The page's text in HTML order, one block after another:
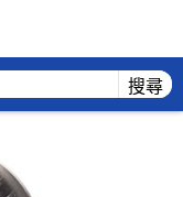
搜尋